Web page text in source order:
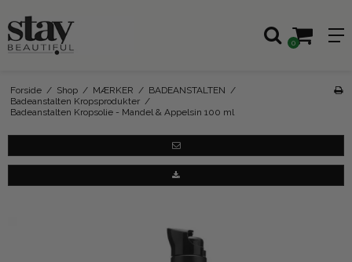
0
Forside / Shop / MÆRKER / BADEANSTALTEN /
Badeanstalten Kropsprodukter /
Badeanstalten Kropsolie - Mandel & Appelsin 100 ml